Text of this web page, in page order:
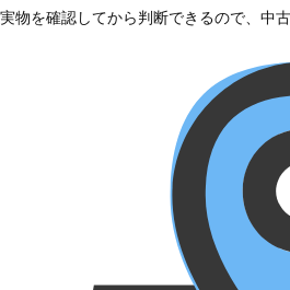
実物を確認してから判断できるので、中